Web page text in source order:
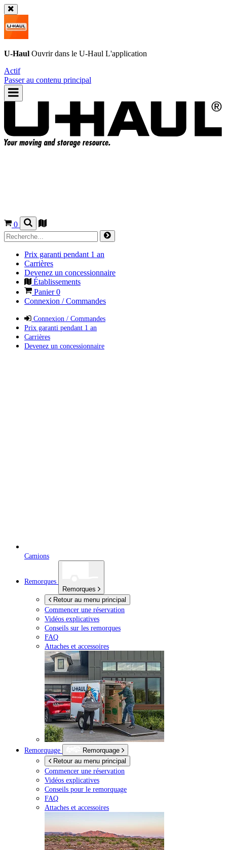
U-Haul Ouvrir dans le U-Haul L'application
Actif
Passer au contenu principal
0
Prix garanti pendant 1 an
Carrières
Devenez un concessionnaire
Établissements
Panier0
Connexion / Commandes
Connexion / Commandes
Prix garanti pendant 1 an
Carrières
Devenez un concessionnaire
Camions
Remorques
Remorques
Retour au menu principal
Commencer une réservation
Vidéos explicatives
Conseils sur les remorques
FAQ
Attaches et accessoires
Remorquage
Remorquage
Retour au menu principal
Commencer une réservation
Vidéos explicatives
Conseils pour le remorquage
FAQ
Attaches et accessoires